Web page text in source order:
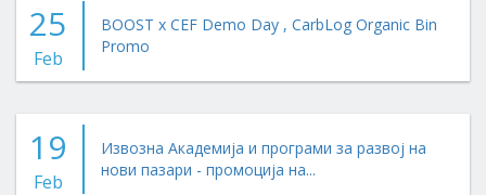
25
Feb
BOOST x CEF Demo Day , CarbLog Organic Bin
Promo
19
Feb
Извозна Академија и програми за развој на
нови пазари - промоција на...